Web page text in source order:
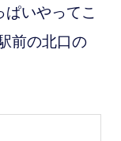
いやってこ
前の北口の